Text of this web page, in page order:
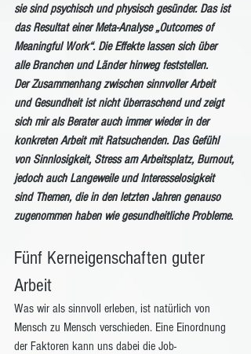
sie sind psychisch und physisch gesünder. Das ist
das Resultat einer Meta-Analyse „Outcomes of
Meaningful Work“. Die Effekte lassen sich über
alle Branchen und Länder hinweg feststellen.
Der Zusammenhang zwischen sinnvoller Arbeit
und Gesundheit ist nicht überraschend und zeigt
sich mir als Berater auch immer wieder in der
konkreten Arbeit mit Ratsuchenden. Das Gefühl
von Sinnlosigkeit, Stress am Arbeitsplatz, Burnout,
jedoch auch Langeweile und Interesselosigkeit
sind Themen, die in den letzten Jahren genauso
zugenommen haben wie gesundheitliche Probleme.
Fünf Kerneigenschaften guter
Arbeit
Was wir als sinnvoll erleben, ist natürlich von
Mensch zu Mensch verschieden. Eine Einordnung
der Faktoren kann uns dabei die Job-